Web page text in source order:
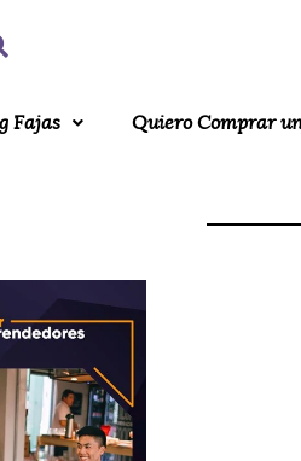
Fajas Quiero Comprar